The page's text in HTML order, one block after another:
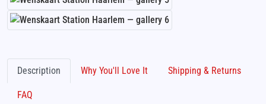
Description Why You'll Love It Shipping & Returns
FAQ